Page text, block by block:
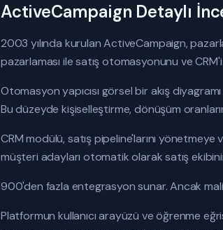
ActiveCampaign Detaylı
2003 yılında kurulan ActiveCampaign,
pazarlaması ile satış otomasyonunu ve
Otomasyon yapıcısı görsel bir akış
Bu düzeyde kişiselleştirme, dönüşüm
CRM modülü, satış pipeline'larını
müşteri adayları otomatik olarak satış
900'den fazla entegrasyon sunar. Ancak
Platformun kullanıcı arayüzü ve öğrenme